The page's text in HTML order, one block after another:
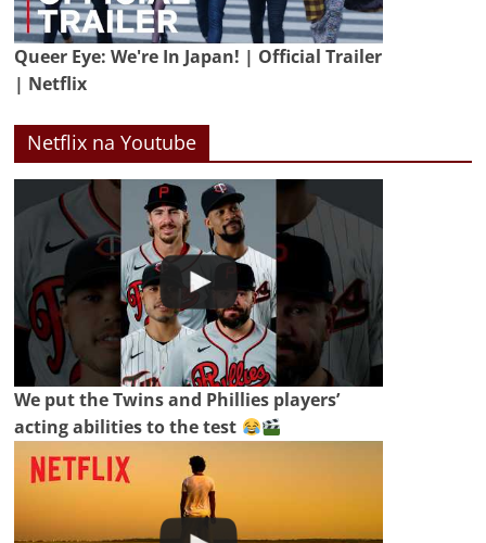
Queer Eye: We're In Japan! | Official Trailer
| Netflix
Netflix na Youtube
We put the Twins and Phillies players’
acting abilities to the test